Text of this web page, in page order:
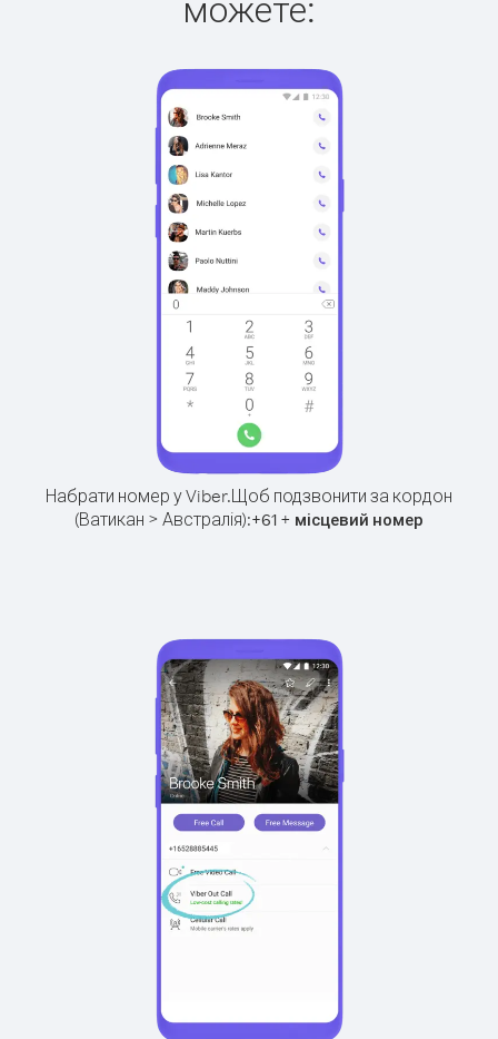
Набрати номер у Viber.Щоб подзвонити за кордон
(Ватикан > Австралія):+61 + місцевий номер